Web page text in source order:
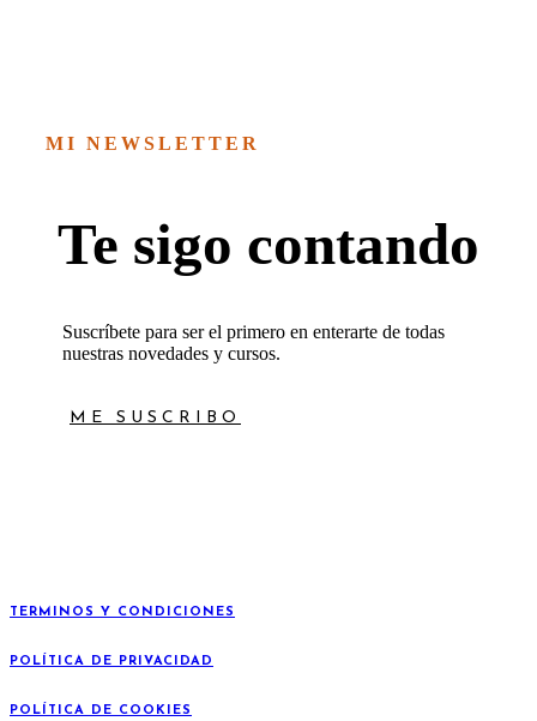
MI NEWSLETTER
Te sigo contando
Suscríbete para ser el primero en enterarte de todas
nuestras novedades y cursos.
ME SUSCRIBO
TERMINOS Y CONDICIONES
POLÍTICA DE PRIVACIDAD
POLÍTICA DE COOKIES